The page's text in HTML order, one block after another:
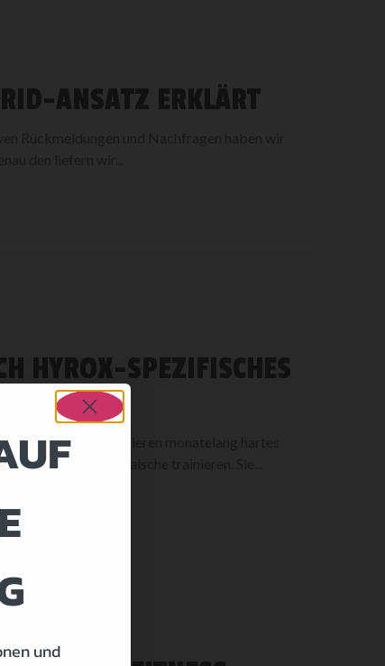
ANSATZ ERKLÄRT
HYROX-SPEZIFISCHES
Athleten investieren monatelang hartes
weil sie das Falsche trainieren. Sie...
und